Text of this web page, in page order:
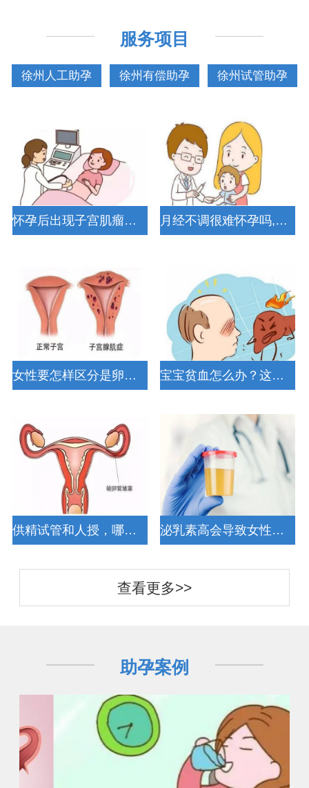
服务项目
徐州人工助孕 徐州有偿助孕 徐州试管助孕
怀孕后出现子宫肌瘤的原因有两点，医生教你如何控制 月经不调很难怀孕吗,告诉你不孕的真实现象
女性要怎样区分是卵泡破裂了的排卵痛还是黄体破裂了？ 宝宝贫血怎么办？这些方法能帮助父母更好的护理宝宝
供精试管和人授，哪个更适合你？ 泌乳素高会导致女性出现不孕不育的现象吗？
查看更多>>
助孕案例